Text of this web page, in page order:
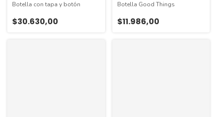
Botella con tapa y botón
$30.630,00
Botella Good Things
$11.986,00